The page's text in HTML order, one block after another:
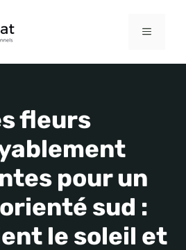
MENU
fleurs
pour un
sud :
le soleil et